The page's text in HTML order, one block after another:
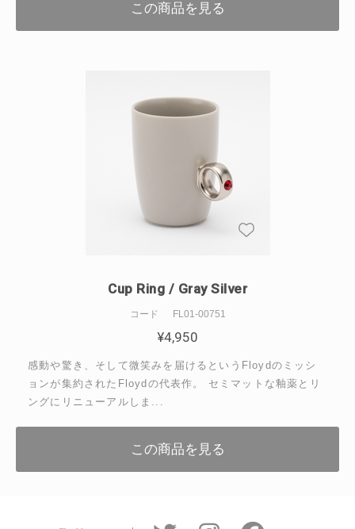
この商品を見る
Cup Ring / Gray Silver
コード FL01-00751
¥4,950
感動や驚き、そして微笑みを届けるというFloydのミッシ
ョンが集約されたFloydの代表作。 セミマットな釉薬とリ
ングにリニューアルしま...
この商品を見る